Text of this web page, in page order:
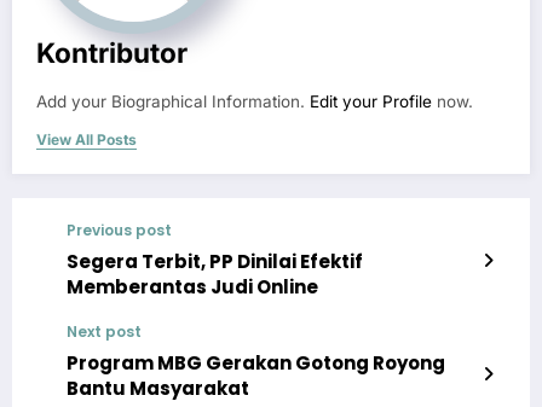
Kontributor
Add your Biographical Information. Edit your Profile now.
View All Posts
Previous post
Segera Terbit, PP Dinilai Efektif
Memberantas Judi Online
Next post
Program MBG Gerakan Gotong Royong
Bantu Masyarakat